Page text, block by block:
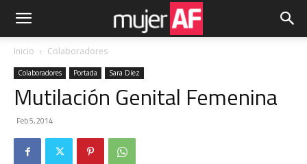
Inicio Colaboradores
Colaboradores Portada Sara Díez
Mutilación Genital Femenina
Feb 5, 2014